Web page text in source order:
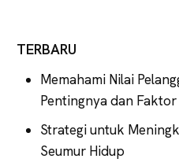
TERBARU
Memahami Nilai
Pentingnya dan
Strategi untuk
Seumur Hidup